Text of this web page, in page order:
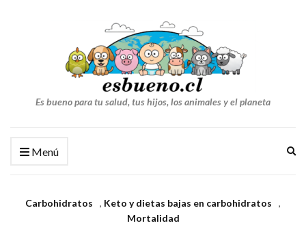
Es bueno para tu salud, tus hijos, los animales y el planeta
Menú
Carbohidratos , Keto y dietas bajas en carbohidratos
,
Mortalidad